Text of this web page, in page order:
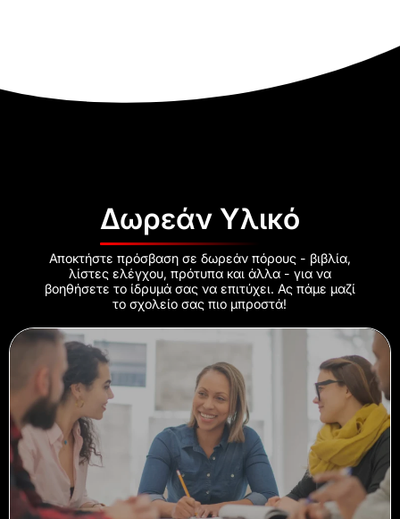
Δωρεάν Υλικό
Αποκτήστε πρόσβαση σε δωρεάν πόρους - βιβλία,
λίστες ελέγχου, πρότυπα και άλλα - για να
βοηθήσετε το ίδρυμά σας να επιτύχει. Ας πάμε μαζί
το σχολείο σας πιο μπροστά!